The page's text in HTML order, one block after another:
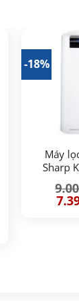
-18%
Máy
Sharp
Giá
gốc